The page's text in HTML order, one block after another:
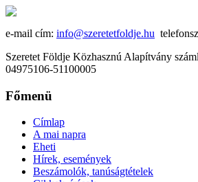
e-mail cím: info@szeretetfoldje.hu
Szeretet Földje Közhasznú Alapítvány
04975106-51100005
Főmenü
Címlap
A mai napra
Eheti
Hírek, események
Beszámolók, tanúságtételek